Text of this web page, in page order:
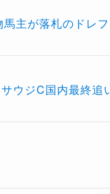
主が落札のドレ
ウジC国内最終追